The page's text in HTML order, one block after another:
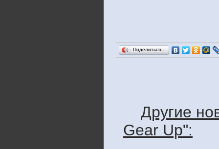
Поделиться…
Другие
Gear Up":